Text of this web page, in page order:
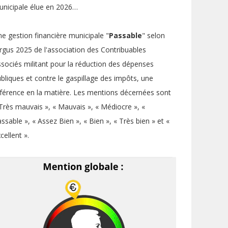
élue en 2026…
gestion financière municipale "Passable" selon
2025 de l'association des Contribuables
militant pour la réduction des dépenses
et contre le gaspillage des impôts, une
en la matière. Les mentions décernées sont
mauvais », « Mauvais », « Médiocre », «
», « Assez Bien », « Bien », « Très bien » et «
».